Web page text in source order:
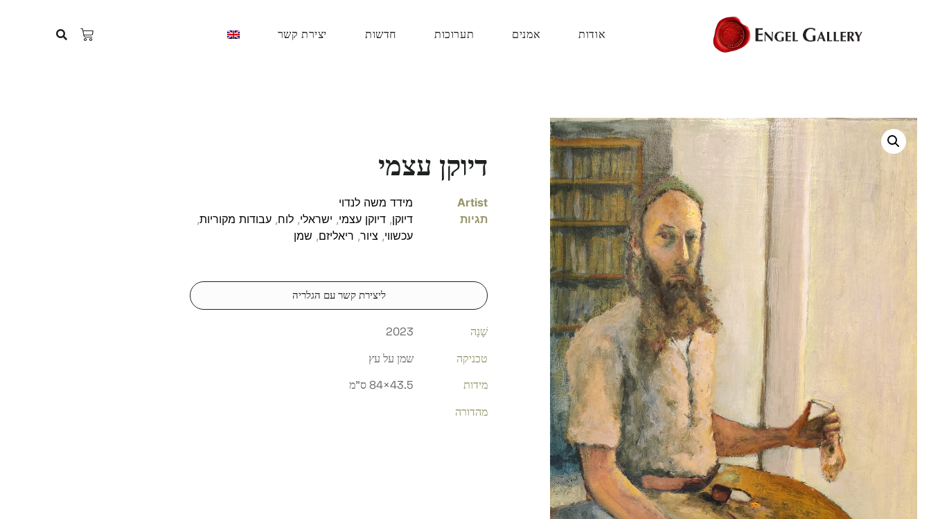
אודות אמנים תערוכות חדשות יצירת קשר
דיוקן עצמי
Artist
מידד משה לנדוי
תגיות
דיוקן, דיוקן עצמי, ישראלי, לוח, עבודות מקוריות,
עכשווי, ציור, ריאליזם, שמן
ליצירת קשר עם הגלריה
שָׁנָה
2023
טכניקה
שמן על עץ
מידות
43.5×84 ס"מ
מהדורה